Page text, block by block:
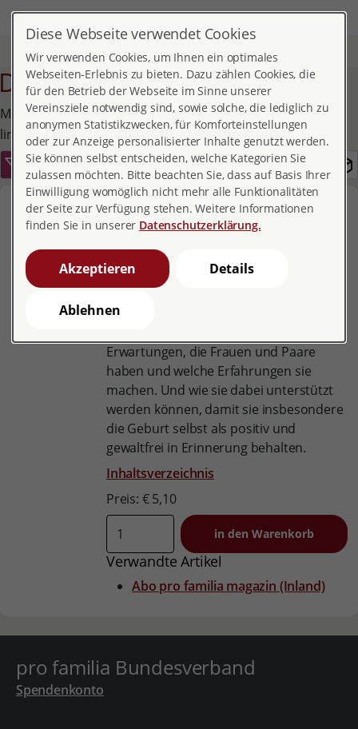
DE MENÜ
Start Publikationen und Broschüren Detail
Detail
Mehr Publikationen finden Sie über den Filter-Button
links.
pro familia magazin 03/2019
Selbstbestimmung rund um die Geburt
Was verstehen wir unter
„selbstbestimmter Geburt“? Ist in einer
noch Platz für individuelle Wünsche? In
Erwartungen, die Frauen und Paare
haben und welche Erfahrungen sie
machen. Und wie sie dabei unterstützt
werden können, damit sie insbesondere
die Geburt selbst als positiv und
gewaltfrei in Erinnerung behalten.
Inhaltsverzeichnis
Preis: € 5,10
Verwandte Artikel
Abo pro familia magazin (Inland)
pro familia Bundesverband
Spendenkonto
Diese Webseite verwendet Cookies
Wir verwenden Cookies, um Ihnen ein optimales
Webseiten-Erlebnis zu bieten. Dazu zählen Cookies, die
für den Betrieb der Webseite im Sinne unserer
Vereinsziele notwendig sind, sowie solche, die lediglich zu
anonymen Statistikzwecken, für Komforteinstellungen
oder zur Anzeige personalisierter Inhalte genutzt werden.
Sie können selbst entscheiden, welche Kategorien Sie
zulassen möchten. Bitte beachten Sie, dass auf Basis Ihrer
Einwilligung womöglich nicht mehr alle Funktionalitäten
der Seite zur Verfügung stehen. Weitere Informationen
finden Sie in unserer Datenschutzerklärung.
Akzeptieren Details
Ablehnen